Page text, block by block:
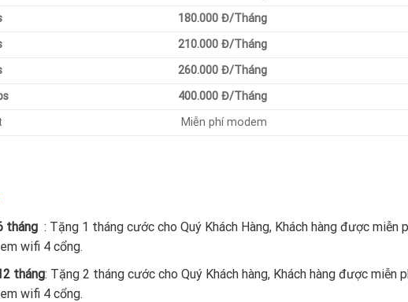
180.000 Đ/Tháng
210.000 Đ/Tháng
260.000 Đ/Tháng
400.000 Đ/Tháng
Miễn phí modem
tháng : Tặng 1 tháng cước cho Quý Khách Hàng, Khách hàng được miễn
wifi 4 cổng.
tháng: Tặng 2 tháng cước cho Quý Khách hàng, Khách hàng được miễn
wifi 4 cổng.